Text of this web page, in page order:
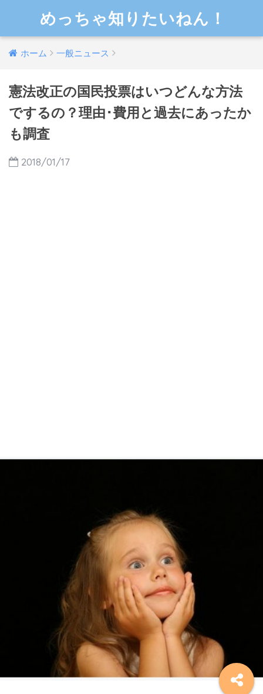
めっちゃ知りたいねん！
ホーム 一般ニュース
憲法改正の国民投票はいつどんな方法
でするの？理由･費用と過去にあったか
も調査
2018/01/17